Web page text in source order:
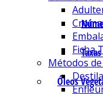
Óleos
Ficha
Métodos